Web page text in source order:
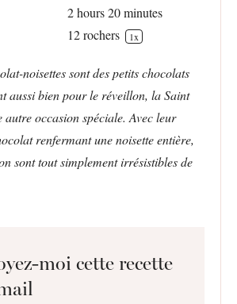
2 hours 20 minutes
12rochers 1x
noisettes sont des petits chocolats
aussi bien pour le réveillon, la Saint
autre occasion spéciale. Avec leur
renfermant une noisette entière,
sont tout simplement irrésistibles de
moi cette recette